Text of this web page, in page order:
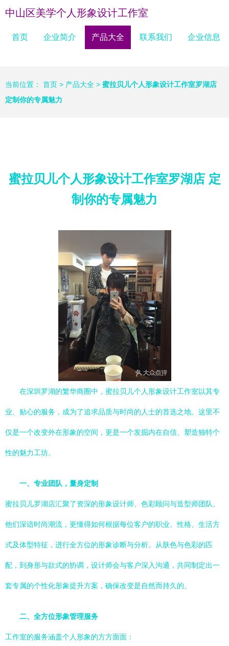
中山区美学个人形象设计工作室
首页 企业简介 产品大全 联系我们 企业信息
当前位置： 首页 > 产品大全 > 蜜拉贝儿个人形象设计工作室罗湖店
定制你的专属魅力
蜜拉贝儿个人形象设计工作室罗湖店 定
制你的专属魅力
在深圳罗湖的繁华商圈中，蜜拉贝儿个人形象设计工作室以其专
业、贴心的服务，成为了追求品质与时尚的人士的首选之地。这里不
仅是一个改变外在形象的空间，更是一个发掘内在自信、塑造独特个
性的魅力工坊。
一、专业团队，量身定制
蜜拉贝儿罗湖店汇聚了资深的形象设计师、色彩顾问与造型师团队。
他们深谙时尚潮流，更懂得如何根据每位客户的职业、性格、生活方
式及体型特征，进行全方位的形象诊断与分析。从肤色与色彩的匹
配，到身形与款式的协调，设计师会与客户深入沟通，共同制定出一
套专属的个性化形象提升方案，确保改变是自然而持久的。
二、全方位形象管理服务
工作室的服务涵盖个人形象的方方面面：